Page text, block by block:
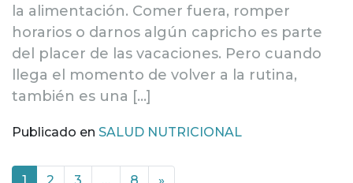
la alimentación. Comer fuera, romper
horarios o darnos algún capricho es parte
del placer de las vacaciones. Pero cuando
llega el momento de volver a la rutina,
también es una […]
Publicado en SALUD NUTRICIONAL